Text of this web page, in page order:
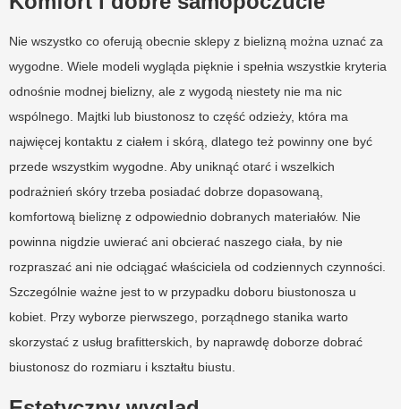
Nie wszystko co oferują obecnie sklepy z bielizną można uznać za
wygodne. Wiele modeli wygląda pięknie i spełnia wszystkie kryteria
odnośnie modnej bielizny, ale z wygodą niestety nie ma nic
wspólnego. Majtki lub biustonosz to część odzieży, która ma
najwięcej kontaktu z ciałem i skórą, dlatego też powinny one być
przede wszystkim wygodne. Aby uniknąć otarć i wszelkich
podrażnień skóry trzeba posiadać dobrze dopasowaną,
komfortową bieliznę z odpowiednio dobranych materiałów. Nie
powinna nigdzie uwierać ani obcierać naszego ciała, by nie
rozpraszać ani nie odciągać właściciela od codziennych czynności.
Szczególnie ważne jest to w przypadku doboru biustonosza u
kobiet. Przy wyborze pierwszego, porządnego stanika warto
skorzystać z usług brafitterskich, by naprawdę doborze dobrać
biustonosz do rozmiaru i kształtu biustu.